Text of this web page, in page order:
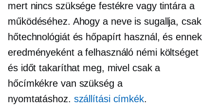
mert nincs szüksége festékre vagy tintára a
működéséhez. Ahogy a neve is sugallja, csak
hőtechnológiát és hőpapírt használ, és ennek
eredményeként a felhasználó némi költséget
és időt takaríthat meg, mivel csak a
hőcímkékre van szükség a
nyomtatáshoz. szállítási címkék.